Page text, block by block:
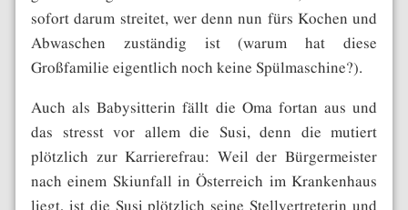
sofort darum streitet, wer denn nun fürs Kochen und
Abwaschen zuständig ist (warum hat diese
Großfamilie eigentlich noch keine Spülmaschine?).
Auch als Babysitterin fällt die Oma fortan aus und
das stresst vor allem die Susi, denn die mutiert
plötzlich zur Karrierefrau: Weil der Bürgermeister
nach einem Skiunfall in Österreich im Krankenhaus
liegt, ist die Susi plötzlich seine Stellvertreterin und